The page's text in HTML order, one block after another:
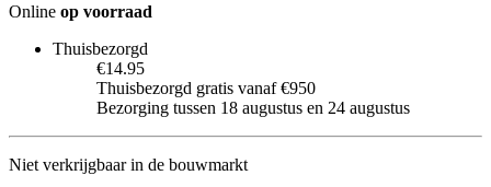
Online op voorraad
Thuisbezorgd
€14.95
Thuisbezorgd gratis vanaf €950
Bezorging tussen 18 augustus en 24 augustus
Niet verkrijgbaar in de bouwmarkt